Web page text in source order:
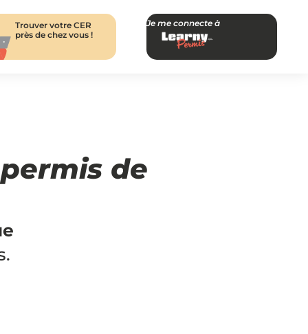
Trouver votre CER
près de chez vous !
Je me connecte à
de